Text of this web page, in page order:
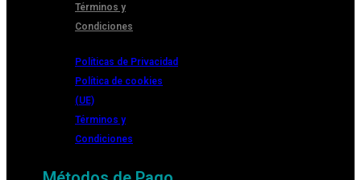
Términos y
Condiciones
Políticas de Privacidad
Política de cookies
(UE)
Términos y
Condiciones